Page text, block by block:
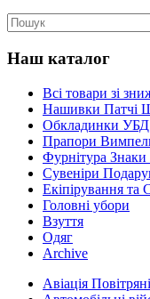
Наш каталог
Всі товари зі
Нашивки Патчі
Обкладинки УБД
Прапори
Фурнітура
Сувеніри
Екіпірування та
Головні убори
Взуття
Одяг
Archive
Авіація